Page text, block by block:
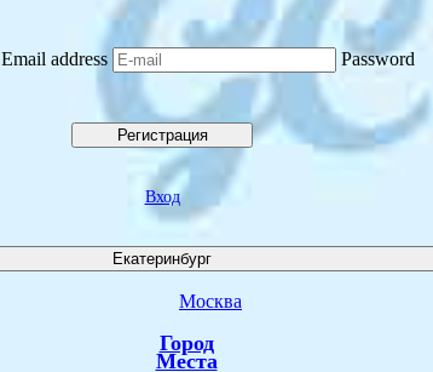
Email address
Password
Регистрация
Вход
Екатеринбург
Москва
Город
Места